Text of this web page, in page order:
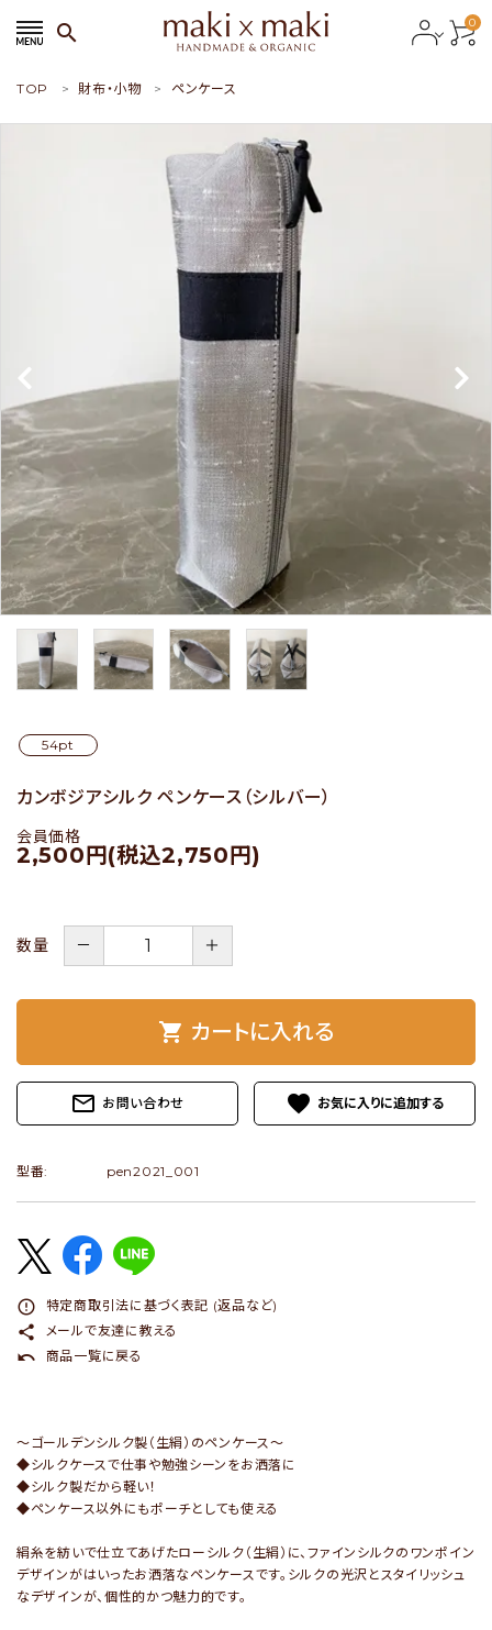
search 0
ACCOUNT MENU
person 新規会員登録
おすすめ商品
新商品
特集
セール
アイテムから探す
素材から探す
価格から探す
国から探す
私たちについて
- ご利用ガイド
- まとめ買いでお得
- 配送方法・送料について
- 返品について
- 特定商取引法に基づく表記
- プライバシーポリシー
- 会員登録・メルマガ登録
- お問い合わせ
TOP 財布・小物 ペンケース
54pt
カンボジアシルク ペンケース（シルバー）
会員価格
2,500円(税込2,750円)
数量 － ＋
shopping_cart カートに入れる
mail_outline お問い合わせ favorite
型番: pen2021_001
error_outline 特定商取引法に基づく表記 (返品など)
share メールで友達に教える
undo 商品一覧に戻る
～ゴールデンシルク製（生絹）のペンケース～
◆シルクケースで仕事や勉強シーンをお洒落に
◆シルク製だから軽い！
◆ペンケース以外にもポーチとしても使える
絹糸を紡いで仕立てあげたローシルク（生絹）に、ファインシルクのワンポイン
デザインがはいったお洒落なペンケースです。シルクの光沢とスタイリッシュ
なデザインが、個性的かつ魅力的です。